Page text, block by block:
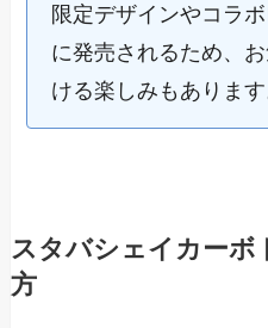
限定デザインやコラ
に発売されるため、
ける楽しみもあります
スタバシェイカーボ
方